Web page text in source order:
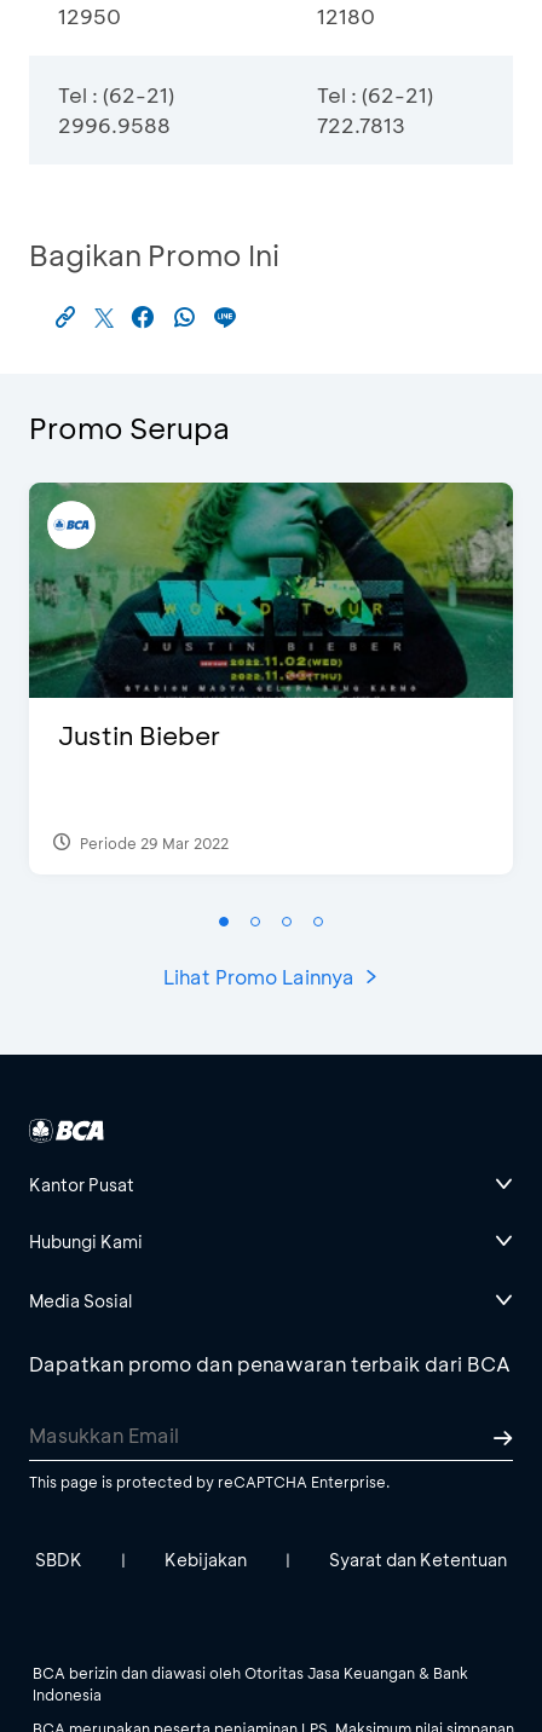
12950
12180
Tel : (62-21)
2996.9588
Tel : (62-21)
722.7813
Bagikan Promo Ini
Promo Serupa
Justin Bieber
Periode 29 Mar 2022
Lihat Promo Lainnya
Kantor Pusat
Hubungi Kami
Media Sosial
Dapatkan promo dan penawaran terbaik dari BCA
This page is protected by reCAPTCHA Enterprise.
SBDK | Kebijakan | Syarat dan Ketentuan
BCA berizin dan diawasi oleh Otoritas Jasa Keuangan & Bank
Indonesia